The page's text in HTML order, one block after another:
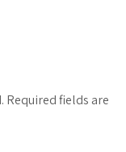
Required fields are